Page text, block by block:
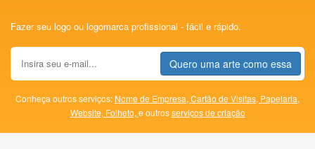
Fazer seu logo ou logomarca profissional - fácil e rápido.
Quero uma arte como essa
Conheça outros serviços: Nome de Empresa, Cartão de Visitas, Papelaria,
Website, Folheto, e outrosserviços de criação